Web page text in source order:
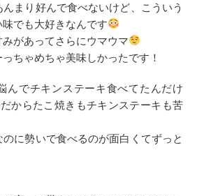
まり好んで食べないけど、こういう
でも大好きなんです
があってさらにウマウマ
ちゃめちゃ美味しかったです！
んでチキンステーキ食べてたんだけ
からたこ焼きもチキンステーキも苦
に勢いで食べるのが面白くてずっと